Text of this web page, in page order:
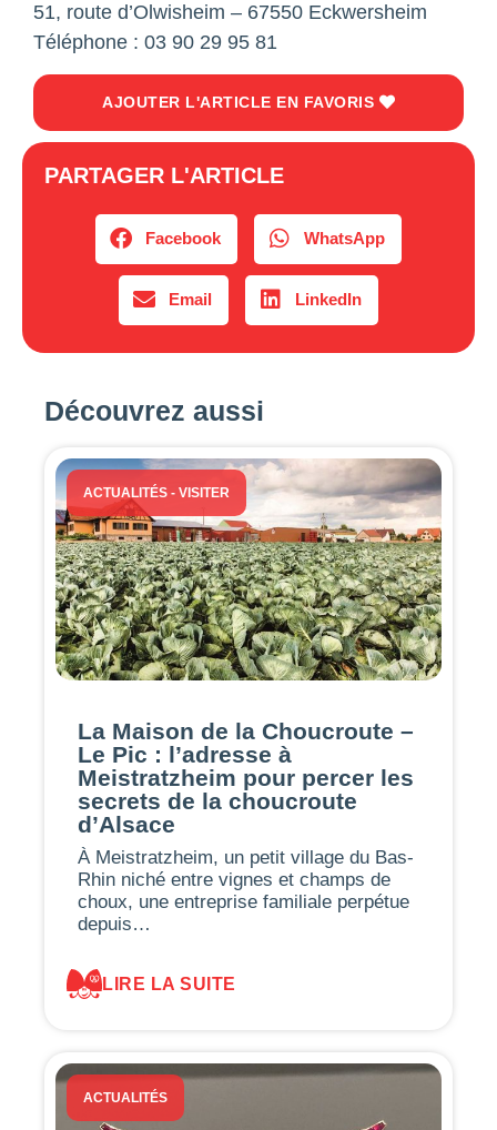
51, route d’Olwisheim – 67550 Eckwersheim
Téléphone : 03 90 29 95 81
AJOUTER L'ARTICLE EN FAVORIS
PARTAGER L'ARTICLE
Facebook WhatsApp
Email LinkedIn
Découvrez aussi
ACTUALITÉS - VISITER
La Maison de la Choucroute –
Le Pic : l’adresse à
Meistratzheim pour percer les
secrets de la choucroute
d’Alsace
À Meistratzheim, un petit village du Bas-
Rhin niché entre vignes et champs de
choux, une entreprise familiale perpétue
depuis…
LIRE LA SUITE
ACTUALITÉS